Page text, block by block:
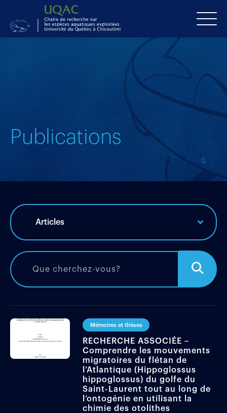
Publications
Mémoires et thèses
RECHERCHE ASSOCIÉE –
Comprendre les mouvements
migratoires du flétan de
l’Atlantique (Hippoglossus
hippoglossus) du golfe du
Saint-Laurent tout au long de
l’ontogénie en utilisant la
chimie des otolithes